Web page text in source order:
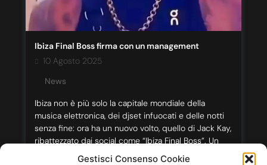
Gestisci Consenso Cookie
Ibiza Final Boss firma con un management
10 Agosto 2025
News
Ibiza non è più solo la capitale mondiale della
musica elettronica, dei djset infuocati e delle notti
senza fine: ora ha un nuovo volto, quello di Jack Kay,
ribattezzato dai social come “Ibiza Final Boss”. Un
nome che evoca videogiochi e sfide epiche,